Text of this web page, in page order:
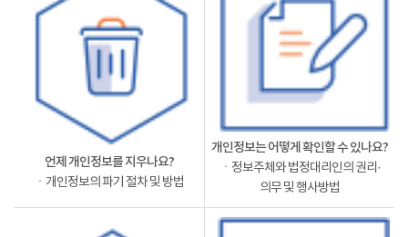
언제 개인정보를 지우나요?
ㆍ개인정보의 파기 절차 및 방법
개인정보는 어떻게 확인할 수 있나요?
ㆍ정보주체와 법정대리인의 권리·
의무 및 행사방법